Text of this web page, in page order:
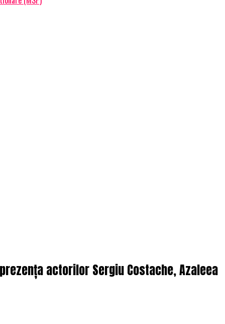
actorilor Sergiu Costache, Azaleea